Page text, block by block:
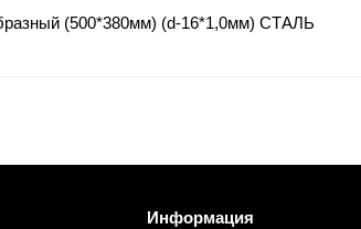
(500*380мм) (d-16*1,0мм) СТАЛЬ
Информация